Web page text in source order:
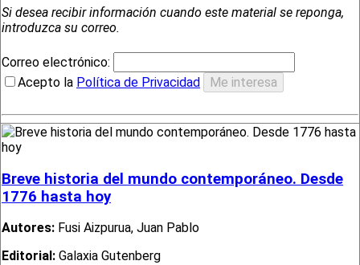
Si desea recibir información cuando este material se reponga,
introduzca su correo.
Correo electrónico:
Acepto la Política de Privacidad
Breve historia del mundo contemporáneo. Desde
1776 hasta hoy
Autores: Fusi Aizpurua, Juan Pablo
Editorial: Galaxia Gutenberg